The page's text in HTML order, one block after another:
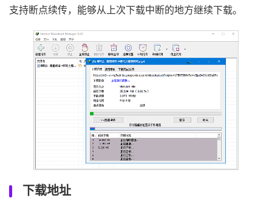
支持断点续传，能够从上次下载中断的地方继续下载。
下载地址